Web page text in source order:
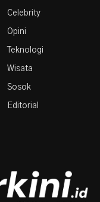
Celebrity
Opini
Teknologi
Wisata
Sosok
Editorial